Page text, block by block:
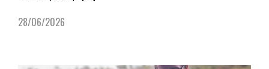
28/06/2026